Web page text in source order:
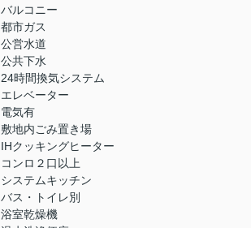
バルコニー
都市ガス
公営水道
公共下水
24時間換気システム
エレベーター
電気有
敷地内ごみ置き場
IHクッキングヒーター
コンロ２口以上
システムキッチン
バス・トイレ別
浴室乾燥機